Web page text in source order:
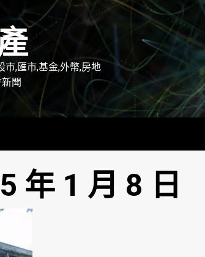
市,匯市,基金,外幣,房地
聞
年 1 月 8 日